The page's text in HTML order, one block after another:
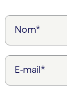
Nom*
E-mail*